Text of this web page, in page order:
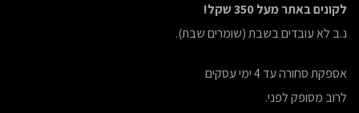
לקונים באתר מעל 350 שקל!
נ.ב לא עובדים בשבת (שומרים שבת).
אספקת סחורה עד 4 ימי עסקים
לרוב מסופק לפני.